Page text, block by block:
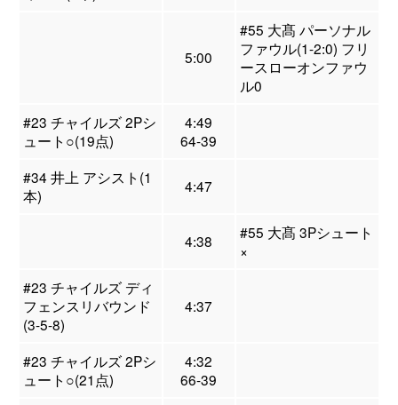
5:00
#55 大髙 パーソナル
ファウル(1-2:0) フリ
ースローオンファウ
ル0
#23 チャイルズ 2Pシ
ュート○(19点)
4:49
64-39
#34 井上 アシスト(1
本)
4:47
4:38
#55 大髙 3Pシュート
×
#23 チャイルズ ディ
フェンスリバウンド
(3-5-8)
4:37
#23 チャイルズ 2Pシ
ュート○(21点)
4:32
66-39